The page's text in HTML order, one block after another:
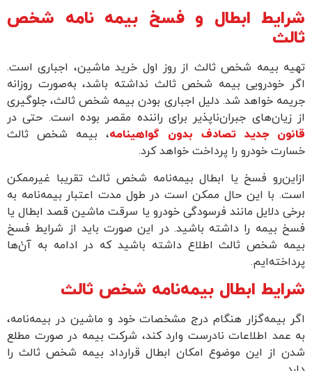
ابطال و فسخ بیمه نامه شخص
بیمه شخص ثالث از روز اول خرید ماشین، اجباری است.
خودرویی بیمه شخص ثالث نداشته باشد، به‌صورت روزانه
خواهد شد. دلیل اجباری بودن بیمه شخص ثالث، جلوگیری
زیان‌های جبران‌ناپذیر برای راننده مقصر بوده است. حتی در
جدید تصادف بدون گواهینامه، بیمه شخص ثالث
خودرو را پرداخت خواهد کرد.
فسخ یا ابطال بیمه‌نامه شخص ثالث تقریبا غیرممکن
با این حال ممکن است در طول مدت اعتبار بیمه‌نامه به
دلایل مانند فرسودگی خودرو یا سرقت ماشین قصد ابطال یا
بیمه را داشته باشید. در این صورت باید از شرایط فسخ
شخص ثالث اطلاع داشته باشید که در ادامه به آنٰ‌ها
ابطال بیمه‌نامه شخص ثالث
بیمه‌گزار هنگام درج مشخصات خود و ماشین در بیمه‌نامه،
عمد اطلاعات نادرست وارد کند، شرکت بیمه در صورت مطلع
از این موضوع امکان ابطال قرارداد بیمه شخص ثالث را